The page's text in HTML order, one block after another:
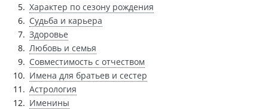
Характер по сезону рождения
Судьба и карьера
Здоровье
Любовь и семья
Совместимость с отчеством
Имена для братьев и сестер
Астрология
Именины